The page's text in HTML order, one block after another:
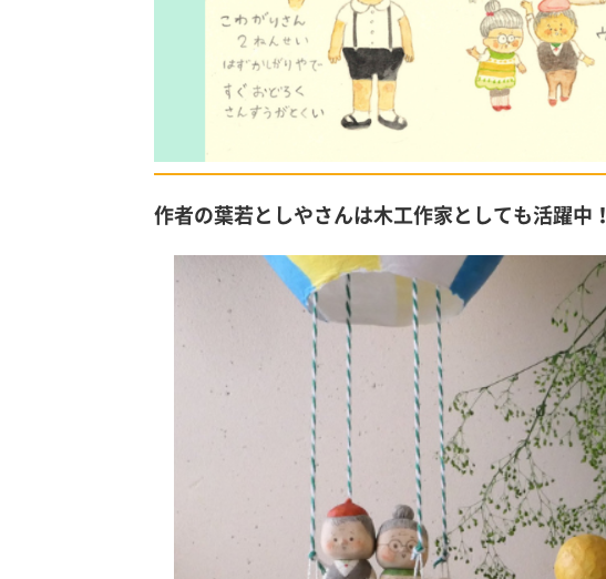
作者の葉若としやさんは木工作家としても活躍中！